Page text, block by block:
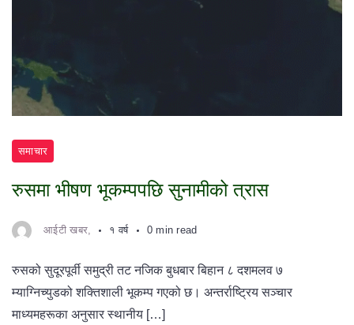
समाचार
रुसमा भीषण भूकम्पपछि सुनामीको त्रास
आईटी खबर, १ वर्ष 0 min read
रुसको सुदूरपूर्वी समुद्री तट नजिक बुधबार बिहान ८ दशमलव ७
म्याग्निच्युडको शक्तिशाली भूकम्प गएको छ। अन्तर्राष्ट्रिय सञ्चार
माध्यमहरूका अनुसार स्थानीय […]